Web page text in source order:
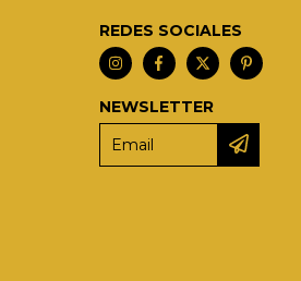
REDES SOCIALES
NEWSLETTER